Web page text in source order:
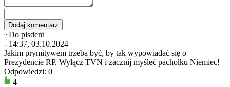
~Do pisdent
- 14:37, 03.10.2024
Jakim prymitywem trzeba być, by tak wypowiadać się o
Prezydencie RP. Wyłącz TVN i zacznij myśleć pachołku Niemiec!
Odpowiedzi: 0
4